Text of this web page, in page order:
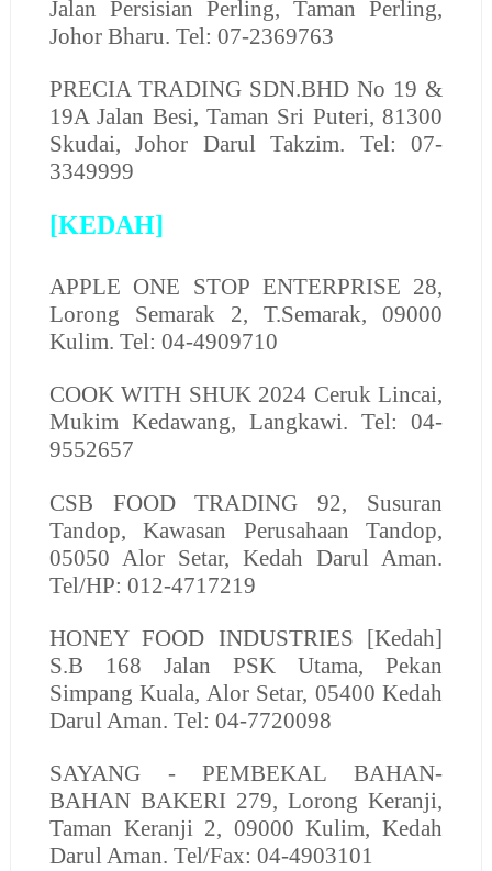
Jalan Persisian Perling, Taman Perling,
Johor Bharu. Tel: 07-2369763
PRECIA TRADING SDN.BHDNo 19 &
19A Jalan Besi, Taman Sri Puteri, 81300
Skudai, Johor Darul Takzim. Tel: 07-
3349999
[KEDAH]
APPLE ONE STOP ENTERPRISE 28,
Lorong Semarak 2, T.Semarak, 09000
Kulim. Tel: 04-4909710
COOK WITH SHUK2024 Ceruk Lincai,
Mukim Kedawang, Langkawi. Tel: 04-
9552657
CSB FOOD TRADING 92, Susuran
Tandop, Kawasan Perusahaan Tandop,
05050 Alor Setar, Kedah Darul Aman.
Tel/HP: 012-4717219
HONEY FOOD INDUSTRIES [Kedah]
S.B 168 Jalan PSK Utama, Pekan
Simpang Kuala, Alor Setar, 05400 Kedah
Darul Aman. Tel: 04-7720098
SAYANG - PEMBEKAL BAHAN-
BAHAN BAKERI 279, Lorong Keranji,
Taman Keranji 2, 09000 Kulim, Kedah
Darul Aman. Tel/Fax: 04-4903101